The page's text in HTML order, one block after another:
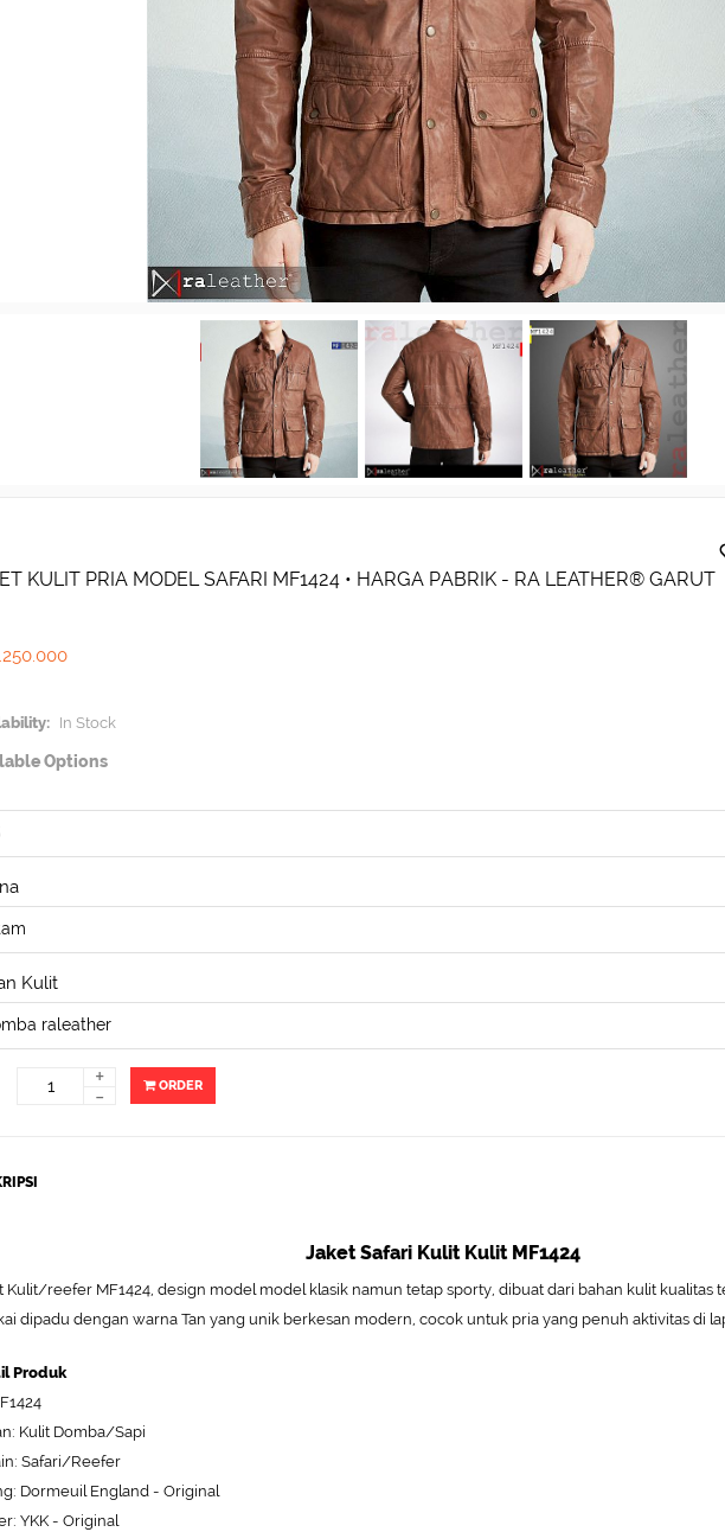
KULIT PRIA MODEL SAFARI MF1424 • HARGA PABRIK - RA LEATHER® GARUT
In Stock
Options
Kulit
+
- ORDER
Jaket Safari Kulit Kulit MF1424
Kulit/reefer MF1424, design model model klasik namun tetap sporty, dibuat dari bahan kulit kualitas
dipadu dengan warna Tan yang unik berkesan modern, cocok untuk pria yang penuh aktivitas di
Produk
Kulit Domba/Sapi
Safari/Reefer
Dormeuil England - Original
YKK - Original